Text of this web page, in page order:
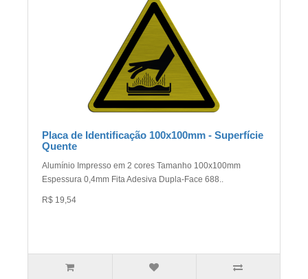
Placa de Identificação 100x100mm - Superfície
Quente
Alumínio Impresso em 2 cores Tamanho 100x100mm
Espessura 0,4mm Fita Adesiva Dupla-Face 688..
R$ 19,54